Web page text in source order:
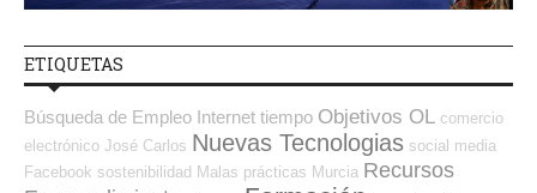
ETIQUETAS
Búsqueda de Empleo Internet tiempo Objetivos OL comercio
electrónico José Carlos Nuevas Tecnologias social media
Facebook sostenibilidad Malas prácticas Murcia Recursos